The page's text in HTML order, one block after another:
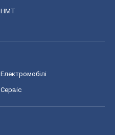
НМТ
Електромобілі
Сервіс